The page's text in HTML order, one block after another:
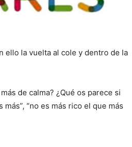
ello la vuelta al cole y dentro de la
de calma? ¿Qué os parece si
“no es más rico el que más